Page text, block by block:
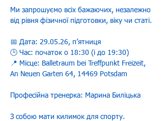
Ми запрошуємо всіх бажаючих, незалежно
від рівня фізичної підготовки, віку чи статі.
📅 Дата: 29.05.26, пʼятниця
🕒 Час: початок o 18:30 (і до 19:30)
📍 Місце: Balletraum bei Treffpunkt Freizeit,
An Neuen Garten 64, 14469 Potsdam
Професійна тренерка: Марина Биліцька
З собою мати килимок для спорту.